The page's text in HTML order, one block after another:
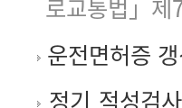
로교통법」제
운전면허증
정기 적성검